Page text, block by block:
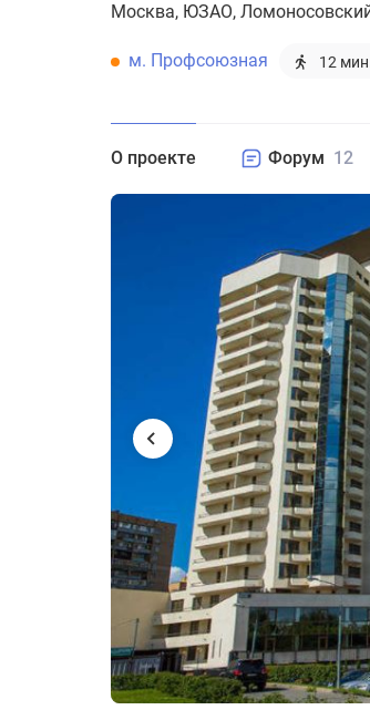
Москва ЮЗАО
м. Профсоюзная 12
О проекте Форум 12